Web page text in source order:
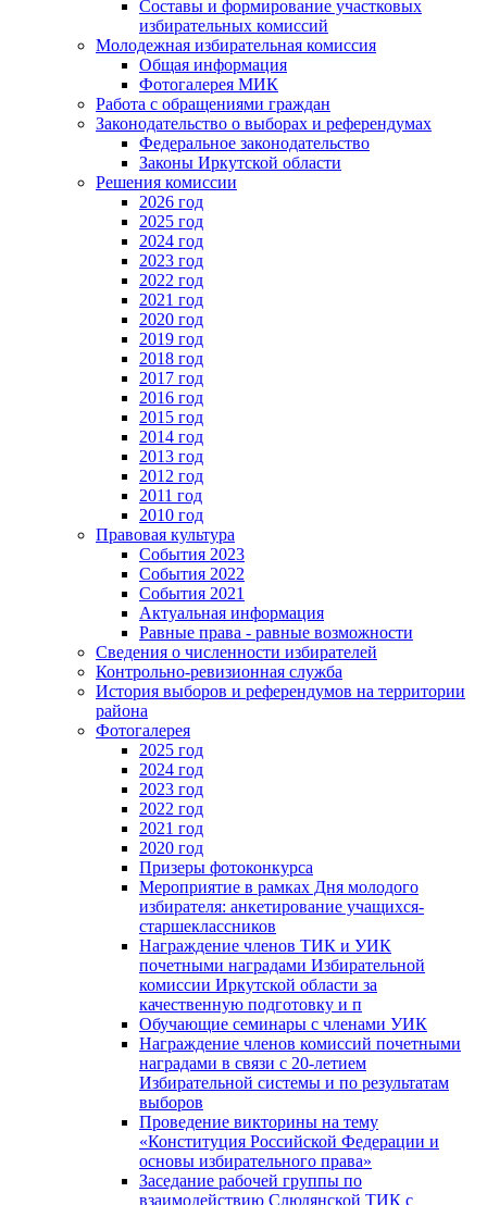
Составы и формирование участковых
избирательных комиссий
Молодежная избирательная комиссия
Общая информация
Фотогалерея МИК
Работа с обращениями граждан
Законодательство о выборах и референдумах
Федеральное законодательство
Законы Иркутской области
Решения комиссии
2026 год
2025 год
2024 год
2023 год
2022 год
2021 год
2020 год
2019 год
2018 год
2017 год
2016 год
2015 год
2014 год
2013 год
2012 год
2011 год
2010 год
Правовая культура
События 2023
События 2022
События 2021
Актуальная информация
Равные права - равные возможности
Сведения о численности избирателей
Контрольно-ревизионная служба
История выборов и референдумов на территории
района
Фотогалерея
2025 год
2024 год
2023 год
2022 год
2021 год
2020 год
Призеры фотоконкурса
Мероприятие в рамках Дня молодого
избирателя: анкетирование учащихся-
старшеклассников
Награждение членов ТИК и УИК
почетными наградами Избирательной
комиссии Иркутской области за
качественную подготовку и п
Обучающие семинары с членами УИК
Награждение членов комиссий почетными
наградами в связи с 20-летием
Избирательной системы и по результатам
выборов
Проведение викторины на тему
«Конституция Российской Федерации и
основы избирательного права»
Заседание рабочей группы по
взаимодействию Слюдянской ТИК с